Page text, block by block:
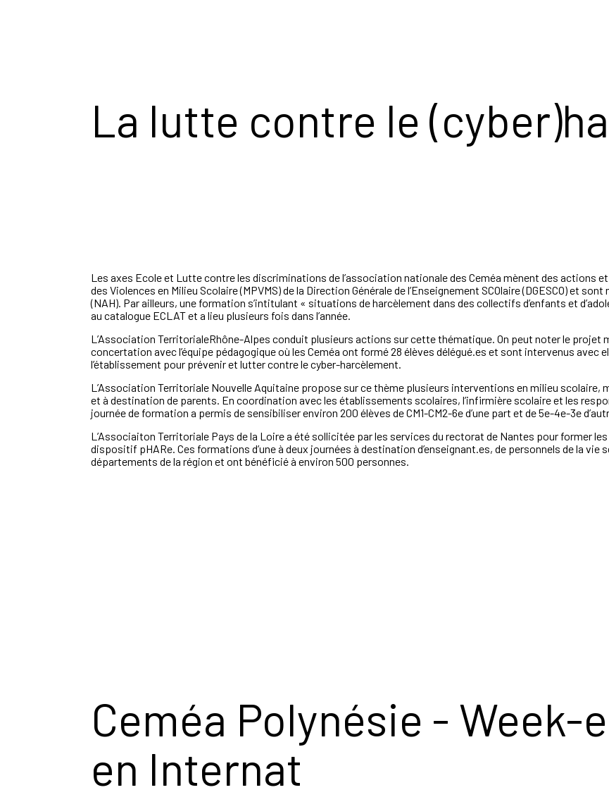
La lutte contre le
Les axes Ecole et Lutte contre les discriminations de l’association nationale des Ceméa mènent des actions
des Violences en Milieu Scolaire (MPVMS) de la Direction Générale de l’Enseignement SCOlaire (DGESCO) et
(NAH). Par ailleurs, une formation s’intitulant « situations de harcèlement dans des collectifs d’enfants et
au catalogue ECLAT et a lieu plusieurs fois dans l’année.
L’Association TerritorialeRhône-Alpes conduit plusieurs actions sur cette thématique. On peut noter le projet
concertation avec l’équipe pédagogique où les Ceméa ont formé 28 élèves délégué.es et sont intervenus avec
l’établissement pour prévenir et lutter contre le cyber-harcèlement.
L’Association Territoriale Nouvelle Aquitaine propose sur ce thème plusieurs interventions en milieu scolaire,
et à destination de parents. En coordination avec les établissements scolaires, l’infirmière scolaire et les
journée de formation a permis de sensibiliser environ 200 élèves de CM1-CM2-6e d’une part et de 5e-4e-3e
L’Associaiton Territoriale Pays de la Loire a été sollicitée par les services du rectorat de Nantes pour former
dispositif pHARe. Ces formations d’une à deux journées à destination d’enseignant.es, de personnels de la vie
départements de la région et ont bénéficié à environ 500 personnes.
Ceméa Polynésie - Week-
en Internat